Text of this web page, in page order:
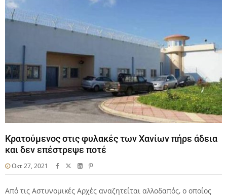
Κρατούμενος στις φυλακές των Χανίων πήρε άδεια
και δεν επέστρεψε ποτέ
Οκτ 27, 2021
Από τις Αστυνομικές Αρχές αναζητείται αλλοδαπός, ο οποίος